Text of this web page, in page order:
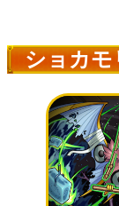
ショカモ